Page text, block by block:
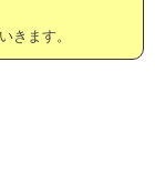
きます。